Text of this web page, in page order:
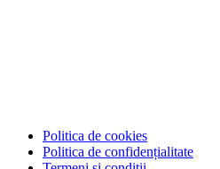
Politica de cookies
Politica de confidențialitate